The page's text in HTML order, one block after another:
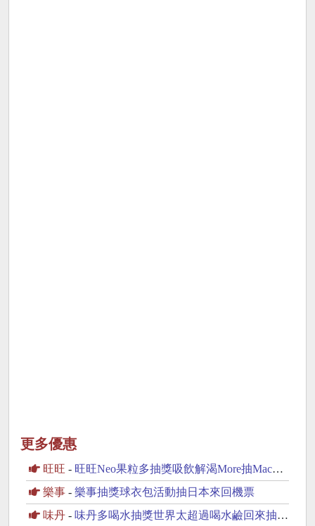
更多優惠
旺旺 - 旺旺Neo果粒多抽獎吸飲解渴More抽MacBook Neo
樂事 - 樂事抽獎球衣包活動抽日本來回機票
味丹 - 味丹多喝水抽獎世界太超過喝水鹼回來抽iPhone17